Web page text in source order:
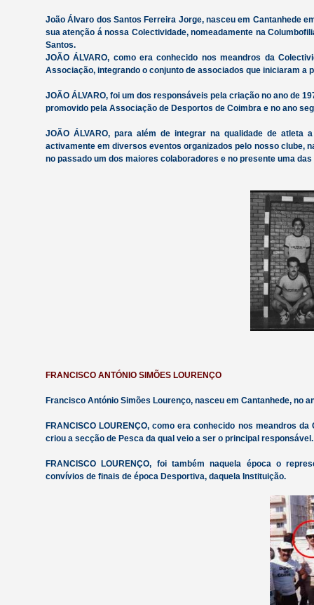
João Álvaro dos Santos Ferreira Jorge, nasceu em Cantanhede
sua atenção á nossa Colectividade, nomeadamente na
Santos.
JOÃO ÁLVARO, como era conhecido nos meandros da
Associação, integrando o conjunto de associados que iniciaram a
JOÃO ÁLVARO, foi um dos responsáveis pela criação no ano de
promovido pela Associação de Desportos de Coimbra e no ano
JOÃO ÁLVARO, para além de integrar na qualidade de
activamente em diversos eventos organizados pelo nosso clube,
no passado um dos maiores colaboradores e no presente uma
FRANCISCO ANTÓNIO SIMÕES LOURENÇO
Francisco António Simões Lourenço, nasceu em Cantanhede, no
FRANCISCO LOURENÇO, como era conhecido nos meandros
criou a secção de Pesca da qual veio a ser o principal responsável.
FRANCISCO LOURENÇO, foi também naquela época o
convívios de finais de época Desportiva, daquela Instituição.